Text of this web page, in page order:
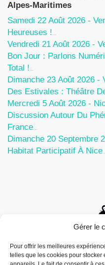
Gérer le
Pour offrir les meilleures
telles que les cookies pour
Alpes-Maritimes
Samedi 22 Août 2026 -
Heureuses !
Vendredi 21 Août 2026 -
Bon Jour : Parlons
Total !
Dimanche 23 Août 2026 -
Des Estivales : Théâtre
Mercredi 5 Août 2026 -
Discussion Autour Du
France
Dimanche 20 Septembre
Habitat Participatif À Nice